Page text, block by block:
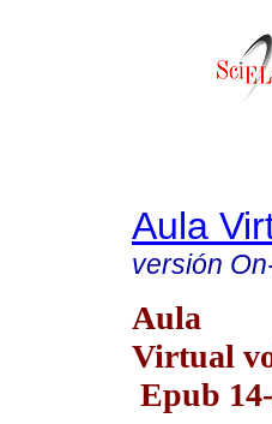
Aula
versión
Aula
Virtual
Epub